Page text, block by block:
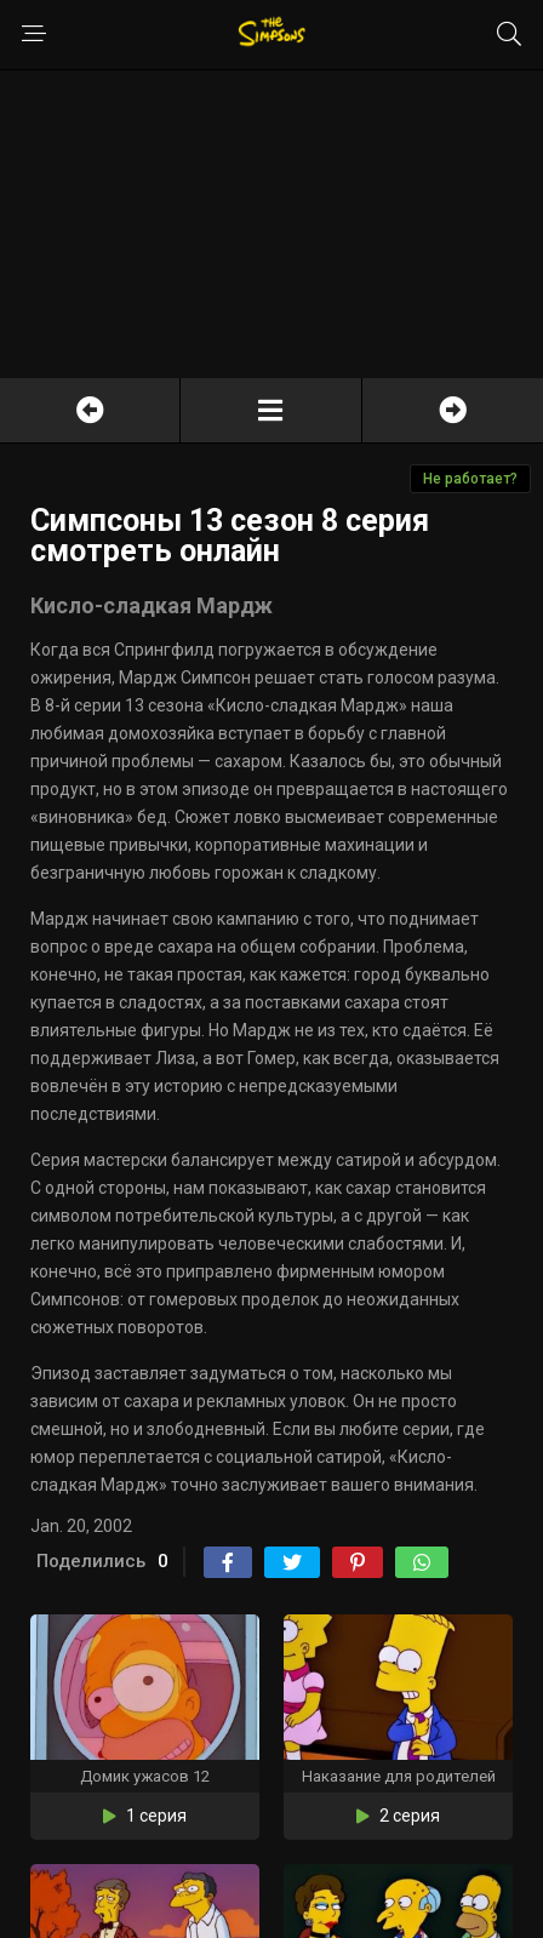
Не работает?
Симпсоны 13 сезон 8 серия
смотреть онлайн
Кисло-сладкая Мардж
Когда вся Спрингфилд погружается в обсуждение
ожирения, Мардж Симпсон решает стать голосом разума.
В 8-й серии 13 сезона «Кисло-сладкая Мардж» наша
любимая домохозяйка вступает в борьбу с главной
причиной проблемы — сахаром. Казалось бы, это обычный
продукт, но в этом эпизоде он превращается в настоящего
«виновника» бед. Сюжет ловко высмеивает современные
пищевые привычки, корпоративные махинации и
безграничную любовь горожан к сладкому.
Мардж начинает свою кампанию с того, что поднимает
вопрос о вреде сахара на общем собрании. Проблема,
конечно, не такая простая, как кажется: город буквально
купается в сладостях, а за поставками сахара стоят
влиятельные фигуры. Но Мардж не из тех, кто сдаётся. Её
поддерживает Лиза, а вот Гомер, как всегда, оказывается
вовлечён в эту историю с непредсказуемыми
последствиями.
Серия мастерски балансирует между сатирой и абсурдом.
С одной стороны, нам показывают, как сахар становится
символом потребительской культуры, а с другой — как
легко манипулировать человеческими слабостями. И,
конечно, всё это приправлено фирменным юмором
Симпсонов: от гомеровых проделок до неожиданных
сюжетных поворотов.
Эпизод заставляет задуматься о том, насколько мы
зависим от сахара и рекламных уловок. Он не просто
смешной, но и злободневный. Если вы любите серии, где
юмор переплетается с социальной сатирой, «Кисло-
сладкая Мардж» точно заслуживает вашего внимания.
Jan. 20, 2002
Поделились 0
Домик ужасов 12
1 серия
Наказание для родителей
2 серия